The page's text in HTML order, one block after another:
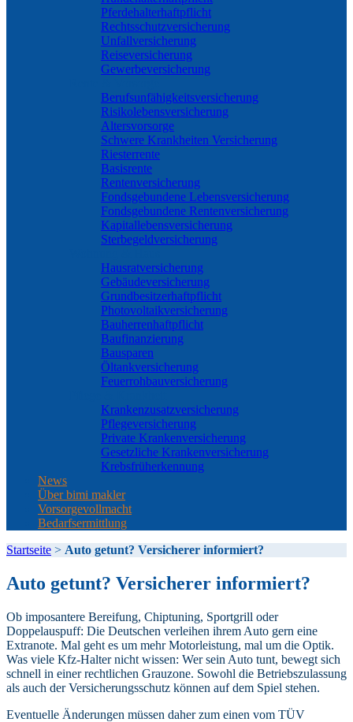
Pferdehalterhaftpflicht
Rechtsschutzversicherung
Unfallversicherung
Reiseversicherung
Gewerbeversicherung
Berufs­unfähigkeitsversicherung
Risikolebensversicherung
Altersvorsorge
Schwere Krankheiten Versicherung
Riesterrente
Basisrente
Rentenversicherung
Fondsgebundene Lebensversicherung
Fondsgebundene Rentenversicherung
Kapitallebensversicherung
Sterbegeldversicherung
Hausratversicherung
Gebäudeversicherung
Grundbesitzerhaftpflicht
Photovoltaikversicherung
Bauherrenhaftpflicht
Baufinanzierung
Bausparen
Öltankversicherung
Feuerrohbauversicherung
Krankenzusatzversicherung
Pflegeversicherung
Private Krankenversicherung
Gesetzliche Krankenversicherung
Krebsfrüherkennung
News
Über bimi makler
Vorsorgevollmacht
Bedarfsermittlung
Startseite > Auto getunt? Versicherer informiert?
Auto getunt? Versicherer informiert?
Ob imposantere Bereifung, Chiptuning, Sportgrill oder
Doppelauspuff: Die Deutschen verleihen ihrem Auto gern eine
Extranote. Mal geht es um mehr Motorleistung, mal um die Optik.
Was viele Kfz-Halter nicht wissen: Wer sein Auto tunt, bewegt sich
schnell in einer rechtlichen Grauzone. Sowohl die Betriebszulassung
als auch der Versicherungsschutz können auf dem Spiel stehen.
Eventuelle Änderungen müssen daher zum einen vom TÜV